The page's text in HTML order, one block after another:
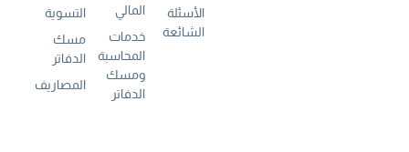
التسوية
مسك
الدفاتر
المصاريف
المالي
خدمات
المحاسبة
ومسك
الدفاتر
الأسئلة
الشائعة